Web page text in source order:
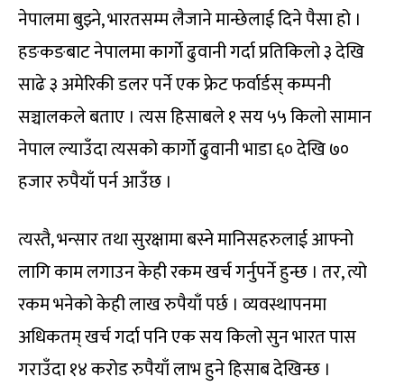
नेपालमा बुझ्ने, भारतसम्म लैजाने मान्छेलाई दिने पैसा हो ।
हङकङबाट नेपालमा कार्गो ढुवानी गर्दा प्रतिकिलो ३ देखि
साढे ३ अमेरिकी डलर पर्ने एक फ्रेट फर्वार्डस् कम्पनी
सञ्चालकले बताए । त्यस हिसाबले १ सय ५५ किलो सामान
नेपाल ल्याउँदा त्यसको कार्गो ढुवानी भाडा ६० देखि ७०
हजार रुपैयाँ पर्न आउँछ ।
त्यस्तै, भन्सार तथा सुरक्षामा बस्ने मानिसहरुलाई आफ्नो
लागि काम लगाउन केही रकम खर्च गर्नुपर्ने हुन्छ । तर, त्यो
रकम भनेको केही लाख रुपैयाँ पर्छ । व्यवस्थापनमा
अधिकतम् खर्च गर्दा पनि एक सय किलो सुन भारत पास
गराउँदा १४ करोड रुपैयाँ लाभ हुने हिसाब देखिन्छ ।